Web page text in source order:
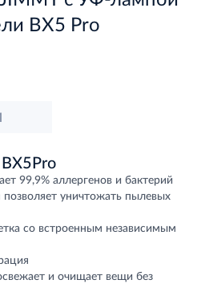
BX5 Pro
99,9% аллергенов и бактерий
позволяет уничтожать пылевых
со встроенным независимым
и очищает вещи без